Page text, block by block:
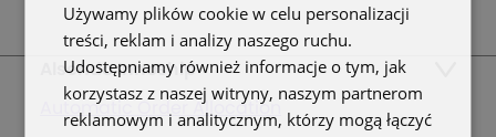
Pricing and Plans
FAQ
for Small Businesses
Pallets & half pallets
Alsendo Innoship
Automatic Order Allocation
Używamy plików cookie w celu personalizacji
treści, reklam i analizy naszego ruchu.
Udostępniamy również informacje o tym, jak
korzystasz z naszej witryny, naszym partnerom
reklamowym i analitycznym, którzy mogą łączyć